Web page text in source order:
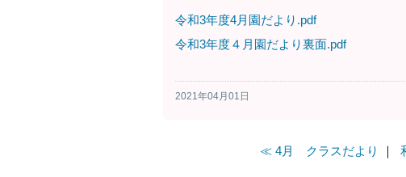
令和3年度4月園だより.pdf
令和3年度４月園だより裏面.pdf
2021年04月01日
≪ 4月 クラスだより ｜